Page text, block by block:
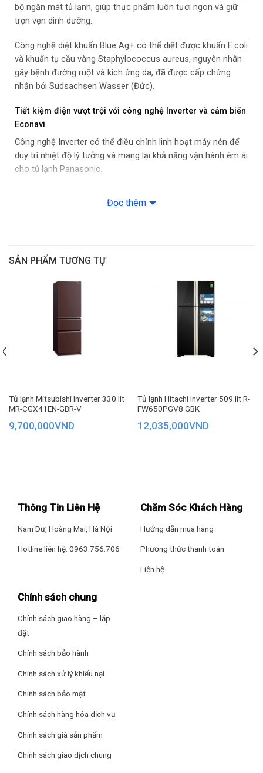
Chất liệu cửa tủ lạnh: Mặt gương soi
Chất liệu ống dẫn gas, dàn lạnh: Ống dẫn gas bằng Đồng. Chất
liệu dàn lạnh bằng Nhôm
– Nặng 58 kg
Năm ra mắt: 2021
Sản xuất tại: Việt Nam
bộ ngăn mát tủ lạnh, giúp thực phẩm luôn tươi ngon và giữ
trọn vẹn dinh dưỡng.
Công nghệ diệt khuẩn Blue Ag+ có thể diệt được khuẩn E.coli
và khuẩn tụ cầu vàng Staphylococcus aureus, nguyên nhân
gây bệnh đường ruột và kích ứng da, đã được cấp chứng
nhận bởi Sudsachsen Wasser (Đức).
Tiết kiệm điện vượt trội với công nghệ Inverter và cảm biến
Econavi
Công nghệ Inverter có thể điều chỉnh linh hoạt máy nén để
duy trì nhiệt độ lý tưởng và mang lại khả năng vận hành êm ái
cho tủ lạnh Panasonic.
Đồng thời, mẫu tủ lạnh này còn được tích hợp thêm cảm biến
Econavi, góp phần tiết kiệm điện năng hiệu quả nhờ nhận biết
Làm lạnh đồ uống, thực phẩm nhanh trong ngăn Extra Cool
2°C giúp làm lạnh nhanh chóng các loại đồ uống và một số
thực phẩm khác, tiết kiệm thời gian chờ đợi cho bạn.
Đọc thêm
SẢN PHẨM TƯƠNG TỰ
Tủ lạnh Mitsubishi Inverter 330 lít
MR-CGX41EN-GBR-V
9,700,000VND
Tủ lạnh Hitachi Inverter 509 lít R-
FW650PGV8 GBK
12,035,000VND
Thông Tin Liên Hệ
Nam Dư, Hoàng Mai, Hà Nội
Hotline liên hệ: 0963.756.706
Chăm Sóc Khách Hàng
Hướng dẫn mua hàng
Phương thức thanh toán
Liên hệ
Chính sách chung
Chính sách giao hàng – lắp
đặt
Chính sách bảo hành
Chính sách xử lý khiếu nại
Chính sách bảo mật
Chính sách hàng hóa dịch vụ
Chính sách giá sản phẩm
Chính sách giao dịch chung